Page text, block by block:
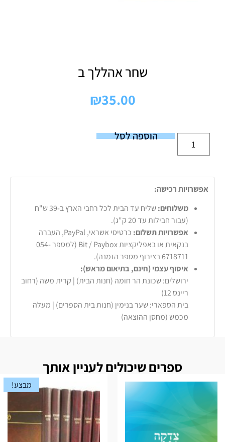
שחר אהללך ב
₪35.00
הוספה לסל
אפשרויות רכישה:
משלוחים:
שליח עד הבית לכל רחבי הארץ ב-39 ש"ח
(עבור חבילות עד 20 ק"ג).
אפשרויות תשלום:
כרטיסי אשראי, PayPal, העברה
בנקאית או באפליקציות Bit / Paybox (למספר 054-
6718711 בצירוף מספר הזמנה).
איסוף עצמי (חינם, בתיאום מראש):
ירושלים: שכונת הר חומה (חנות הבית) | קרית משה (רחוב
ריינס 12)
בית הספארי: שער בנימין (חנות בית הספרים) | מעלה
מכמש (מחסן ההוצאה)
ספרים שיכולים לעניין אותך
מבצע!